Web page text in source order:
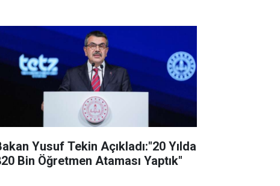
Yusuf Tekin Açıkladı:"20 Yılda
Bin Öğretmen Ataması Yaptık"